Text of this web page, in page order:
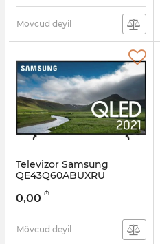
Mövcud deyil
Televizor Samsung
QE43Q60ABUXRU
12011243
0,00 ₼
Mövcud deyil